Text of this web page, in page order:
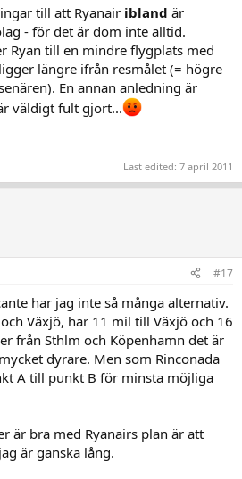
till att Ryanair ibland är
- för det är dom inte alltid.
Ryan till en mindre flygplats med
längre ifrån resmålet (= högre
En annan anledning är
väldigt fult gjort...
Last edited: 7 april 2011
#17
har jag inte så många alternativ.
Växjö, har 11 mil till Växjö och 16
från Sthlm och Köpenhamn det är
dyrare. Men som Rinconada
A till punkt B för minsta möjliga
är bra med Ryanairs plan är att
är ganska lång.